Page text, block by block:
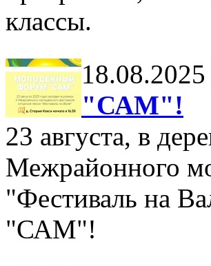
классы.
18.08.2025
"САМ"!
23 августа, в
Межрайонного
"Фестиваль на
"САМ"!